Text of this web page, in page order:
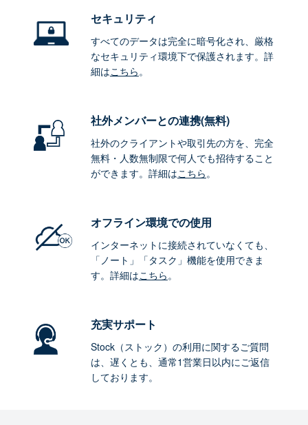
セキュリティ
すべてのデータは完全に暗号化され、厳格
なセキュリティ環境下で保護されます。詳
細はこちら。
社外メンバーとの連携(無料)
社外のクライアントや取引先の方を、完全
無料・人数無制限で何人でも招待すること
ができます。詳細はこちら。
オフライン環境での使用
インターネットに接続されていなくても、
「ノート」「タスク」機能を使用できま
す。詳細はこちら。
充実サポート
Stock（ストック）の利用に関するご質問
は、遅くとも、通常1営業日以内にご返信
しております。